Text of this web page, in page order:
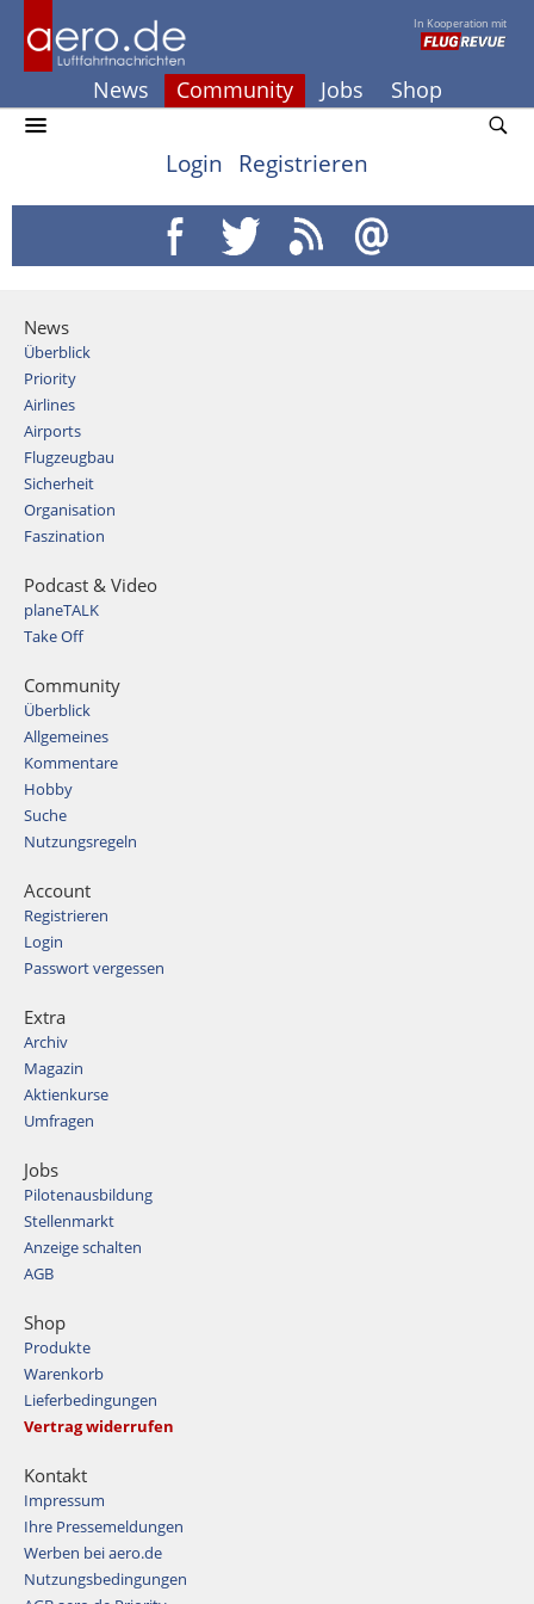
In Kooperation mit
News Community Jobs Shop
Login Registrieren
News
Überblick
Priority
Airlines
Airports
Flugzeugbau
Sicherheit
Organisation
Faszination
Podcast & Video
planeTALK
Take Off
Community
Überblick
Allgemeines
Kommentare
Hobby
Suche
Nutzungsregeln
Account
Registrieren
Login
Passwort vergessen
Extra
Archiv
Magazin
Aktienkurse
Umfragen
Jobs
Pilotenausbildung
Stellenmarkt
Anzeige schalten
AGB
Shop
Produkte
Warenkorb
Lieferbedingungen
Vertrag widerrufen
Kontakt
Impressum
Ihre Pressemeldungen
Werben bei aero.de
Nutzungsbedingungen